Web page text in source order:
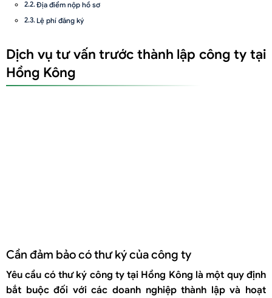
Địa điểm nộp hồ sơ
Lệ phí đăng ký
Dịch vụ tư vấn sau thành lập công ty tại Hồng Kông trọn gói
Lưu ý về các công việc hàng năm
Dịch vụ tư vấn trước thành lập công ty tại
Hồng Kông
Cần đảm bảo có thư ký của công ty
Yêu cầu có thư ký công ty tại Hồng Kông là một quy định
bắt buộc đối với các doanh nghiệp thành lập và hoạt